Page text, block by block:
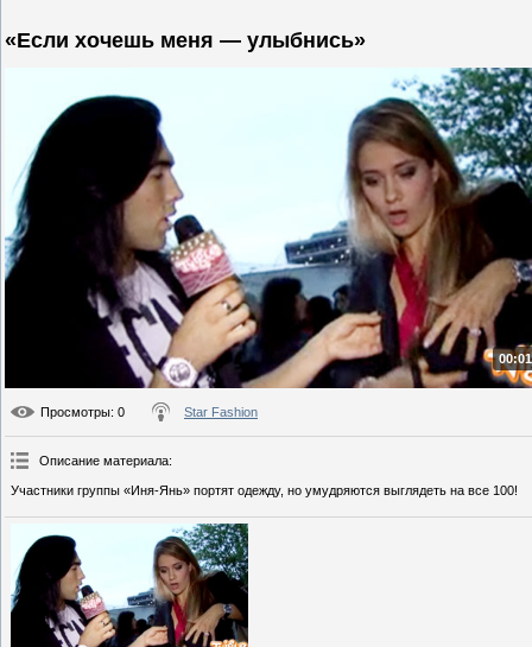
«Если хочешь меня — улыбнись»
Просмотры: 0 Star Fashion
Описание материала:
Участники группы «Иня-Янь» портят одежду, но умудряются выглядеть на все 100!